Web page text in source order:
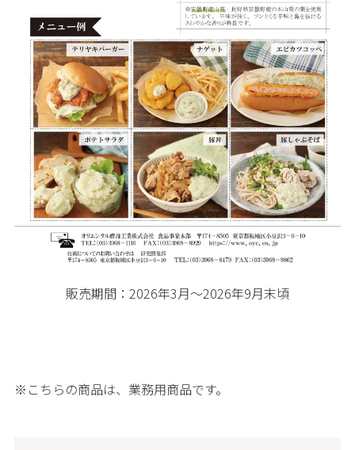
販売期間：2026年3月～2026年9月末頃
※こちらの商品は、業務用商品です。